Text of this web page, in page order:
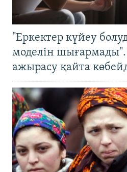
"Еркектер күйеу
моделін шығармады".
ажырасу қайта